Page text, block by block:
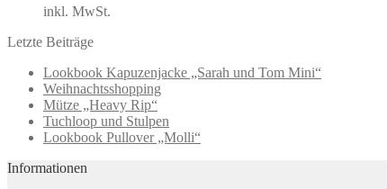
inkl. MwSt.
Letzte Beiträge
Lookbook Kapuzenjacke „Sarah und Tom Mini“
Weihnachtsshopping
Mütze „Heavy Rip“
Tuchloop und Stulpen
Lookbook Pullover „Molli“
Informationen